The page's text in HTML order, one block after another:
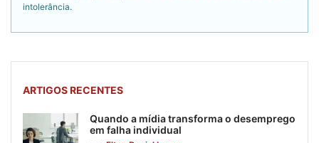
intolerância.
ARTIGOS RECENTES
Quando a mídia transforma o desemprego
em falha individual